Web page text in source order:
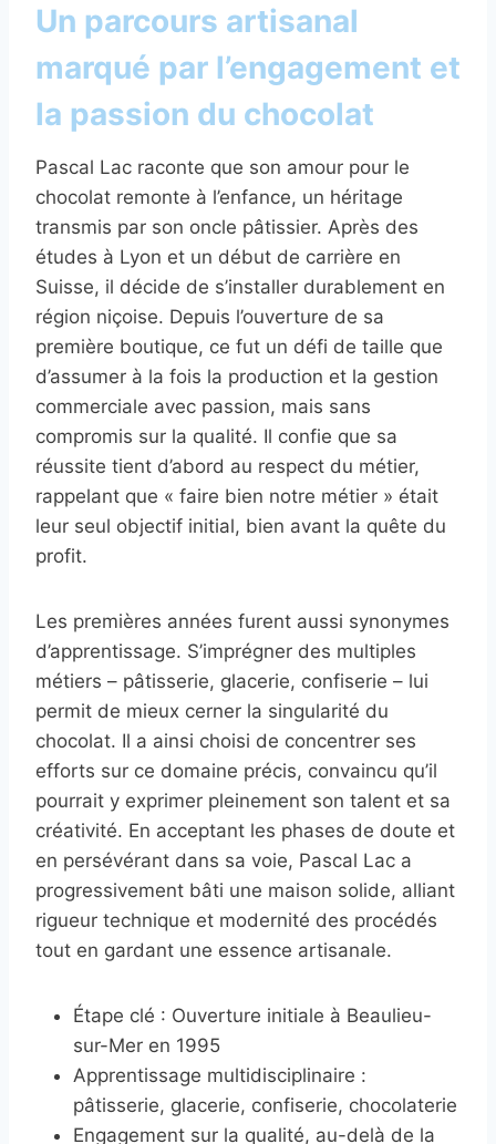
Un parcours artisanal
marqué par l’engagement et
la passion du chocolat
Pascal Lac raconte que son amour pour le
chocolat remonte à l’enfance, un héritage
transmis par son oncle pâtissier. Après des
études à Lyon et un début de carrière en
Suisse, il décide de s’installer durablement en
région niçoise. Depuis l’ouverture de sa
première boutique, ce fut un défi de taille que
d’assumer à la fois la production et la gestion
commerciale avec passion, mais sans
compromis sur la qualité. Il confie que sa
réussite tient d’abord au respect du métier,
rappelant que « faire bien notre métier » était
leur seul objectif initial, bien avant la quête du
profit.
Les premières années furent aussi synonymes
d’apprentissage. S’imprégner des multiples
métiers – pâtisserie, glacerie, confiserie – lui
permit de mieux cerner la singularité du
chocolat. Il a ainsi choisi de concentrer ses
efforts sur ce domaine précis, convaincu qu’il
pourrait y exprimer pleinement son talent et sa
créativité. En acceptant les phases de doute et
en persévérant dans sa voie, Pascal Lac a
progressivement bâti une maison solide, alliant
rigueur technique et modernité des procédés
tout en gardant une essence artisanale.
Étape clé : Ouverture initiale à Beaulieu-
sur-Mer en 1995
Apprentissage multidisciplinaire :
pâtisserie, glacerie, confiserie, chocolaterie
Engagement sur la qualité, au-delà de la